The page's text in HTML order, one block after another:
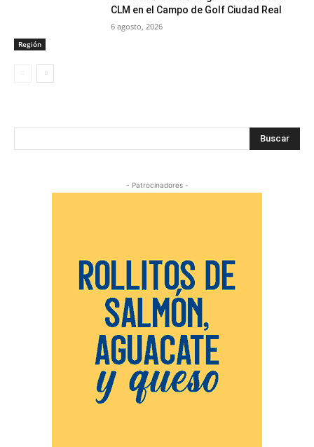
Región
CLM en el Campo de Golf Ciudad Real
6 agosto, 2026
Buscar
- Patrocinadores -